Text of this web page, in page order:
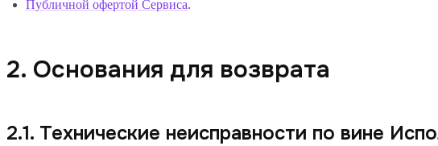
Публичной офертой Сервиса.
2. Основания для возврата
2.1. Технические неисправности по вине